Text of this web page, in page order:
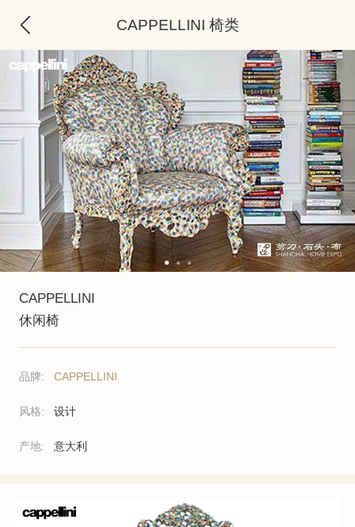
CAPPELLINI 椅类
CAPPELLINI
休闲椅
品牌: CAPPELLINI
风格: 设计
产地: 意大利